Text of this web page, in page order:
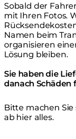
Sobald der
mit Ihren Fotos.
Namen beim
organisieren
Lösung bleiben.
Sie haben die
danach Schäden
Bitte machen
ab hier alles.